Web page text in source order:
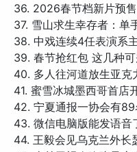
36. 2026春节档新片预
37. 雪山求生幸存者：单
38. 中戏连续4任表演系
39. 春节抢红包 这几种
40. 多人往河道放生亚克
41. 蜜雪冰城墨西哥首店
42. 宁夏通报一协会有
43. 微信电脑版能发语音
44. 王毅会见乌克兰外长